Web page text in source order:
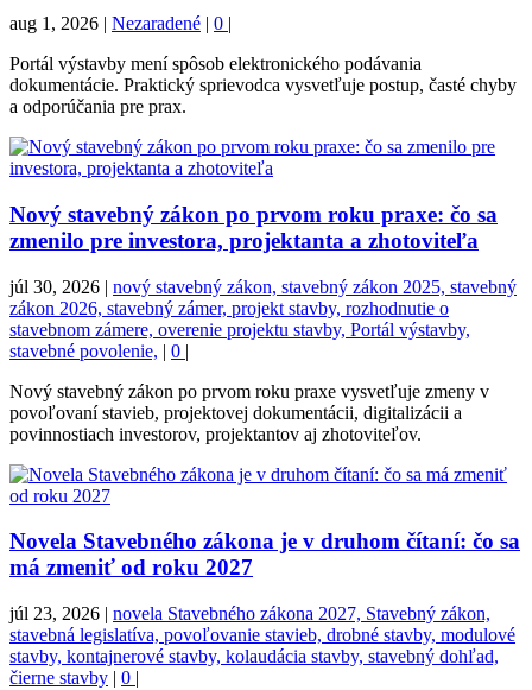
aug 1, 2026 | Nezaradené | 0 |
Portál výstavby mení spôsob elektronického podávania
dokumentácie. Praktický sprievodca vysvetľuje postup, časté chyby
a odporúčania pre prax.
Nový stavebný zákon po prvom roku praxe: čo sa
zmenilo pre investora, projektanta a zhotoviteľa
júl 30, 2026 | nový stavebný zákon, stavebný zákon 2025, stavebný
zákon 2026, stavebný zámer, projekt stavby, rozhodnutie o
stavebnom zámere, overenie projektu stavby, Portál výstavby,
stavebné povolenie, | 0 |
Nový stavebný zákon po prvom roku praxe vysvetľuje zmeny v
povoľovaní stavieb, projektovej dokumentácii, digitalizácii a
povinnostiach investorov, projektantov aj zhotoviteľov.
Novela Stavebného zákona je v druhom čítaní: čo sa
má zmeniť od roku 2027
júl 23, 2026 | novela Stavebného zákona 2027, Stavebný zákon,
stavebná legislatíva, povoľovanie stavieb, drobné stavby, modulové
stavby, kontajnerové stavby, kolaudácia stavby, stavebný dohľad,
čierne stavby | 0 |